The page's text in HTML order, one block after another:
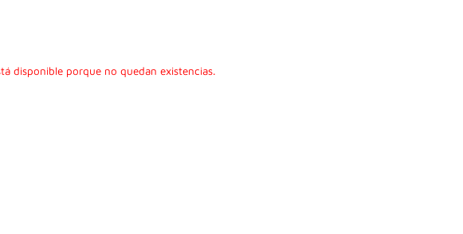
disponible porque no quedan existencias.